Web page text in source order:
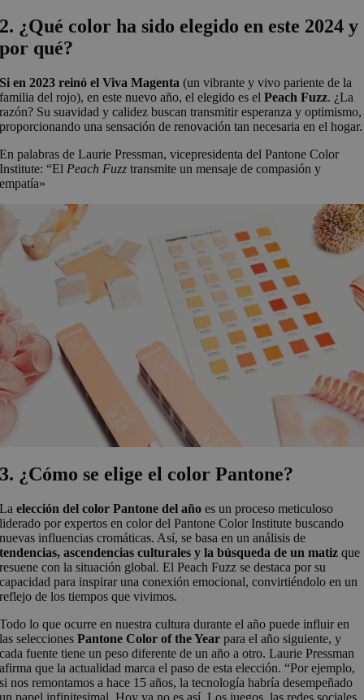
2. ¿Qué color ha sido elegido en este 2024 y
por qué?
Si en 2023 reinó el Viva Magenta (un vibrante y vivo pariente de la
familia del rojo), en este nuevo año, el elegido es elPeach Fuzz. ¿La
razón? Su suavidad y calidez buscan transmitir esperanza y optimismo,
proporcionando una sensación de renovación tan necesaria en el hogar.
En palabras de Laurie Pressman, vicepresidenta del Pantone Color
Institute: “El Peach Fuzz transmite un mensaje de compasión y
empatía»
3. ¿Cómo se elige el color Pantone?
Laelección del color Pantone del año es un proceso meticuloso
liderado por expertos en color del Pantone Color Institute buscando
nuevas influencias cromáticas. Así, se basa en un análisis de
tendencias, ascendencias culturales y la búsqueda de un matiz que
resuene con la situación global. El Peach Fuzz se destaca por su
capacidad para inspirar una conexión emocional, convirtiéndolo en un
reflejo de los tiempos que vivimos.
Todo lo que ocurre en nuestra cultura durante el año puede influir en
las seleccionesPantone Color of the Year para el año siguiente, y
cada fuente tiene un peso diferente de un año a otro. Laurie Pressman
afirma que la actualidad marca el paso de esta elección. “Por ejemplo,
si nos remontamos a hace 15 años, la tecnología habría desempeñado